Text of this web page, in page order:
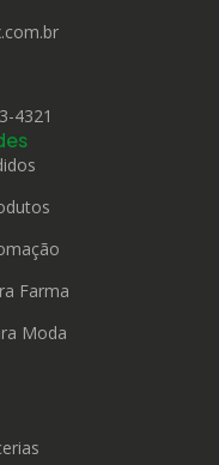
4321
Farma
Moda